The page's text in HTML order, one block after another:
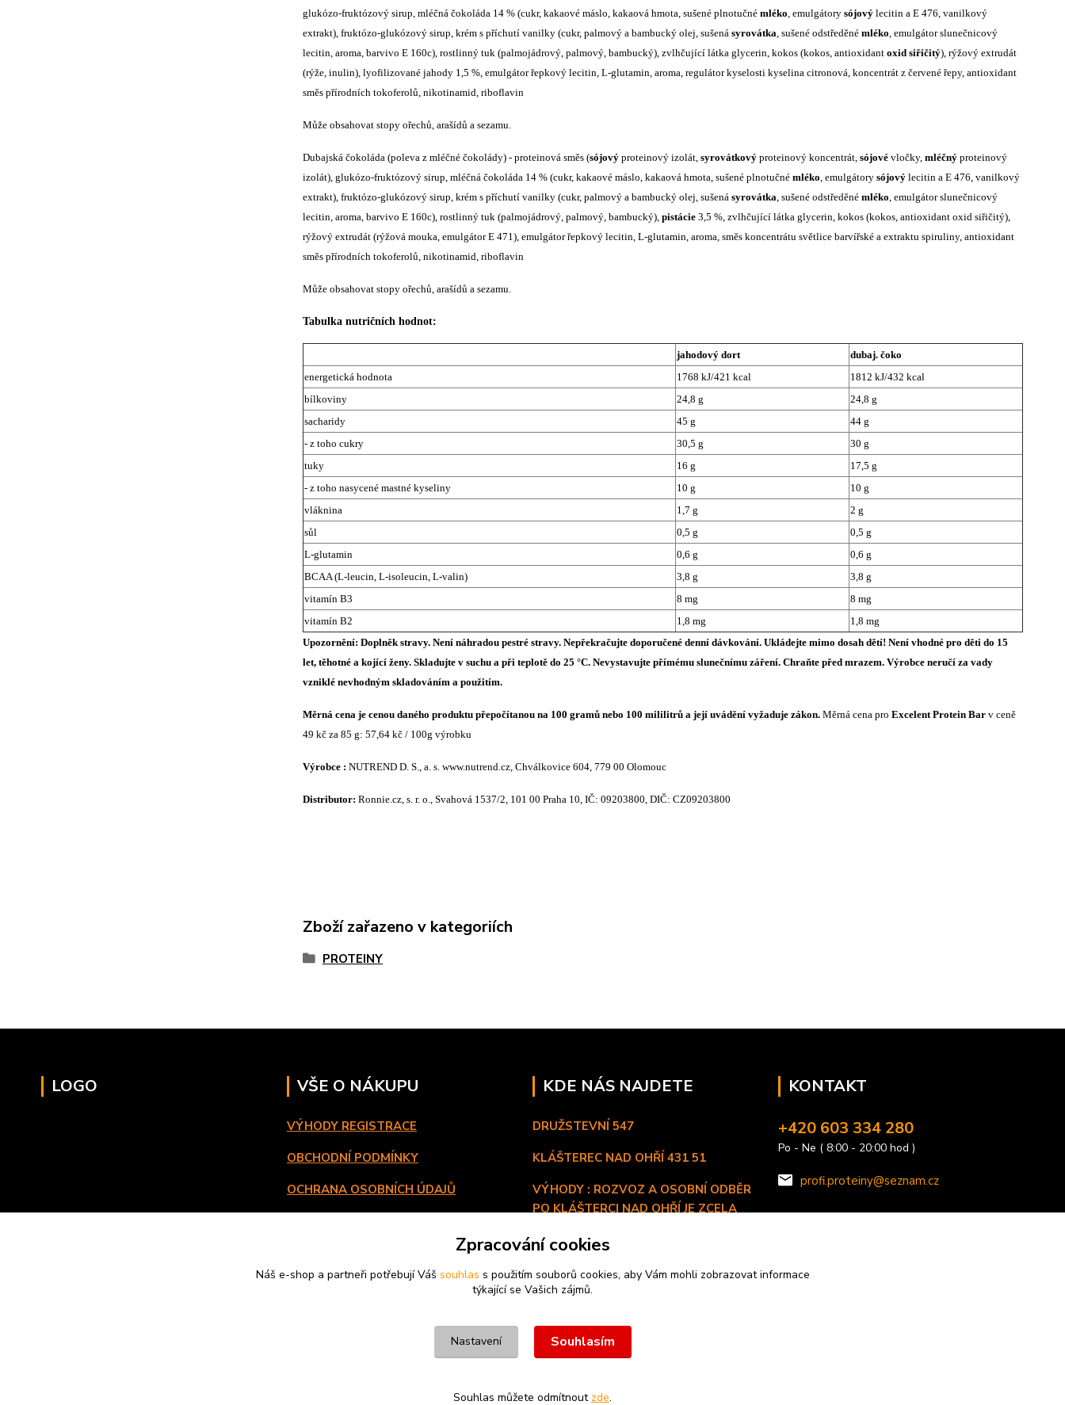
glukózo-fruktózový sirup, mléčná čokoláda 14 % (cukr, kakaové máslo, kakaová hmota, sušené plnotučné mléko, emulgátory sójovýlecitin a E 476, vanilkový
extrakt), fruktózo-glukózový sirup, krém s příchutí vanilky (cukr, palmový a bambucký olej, sušená syrovátka, sušené odstředěné mléko, emulgátor slunečnicový
lecitin, aroma, barvivo E 160c), rostlinný tuk (palmojádrový, palmový, bambucký), zvlhčující látka glycerin, kokos (kokos, antioxidant oxid siřičitý), rýžový extrudát
(rýže, inulin), lyofilizované jahody 1,5 %, emulgátor řepkový lecitin, L-glutamin, aroma, regulátor kyselosti kyselina citronová, koncentrát z červené řepy, antioxidant
směs přírodních tokoferolů, nikotinamid, riboflavin
Může obsahovat stopy ořechů, arašídů a sezamu.
Dubajská čokoláda (poleva z mléčné čokolády) - proteinová směs (sójovýproteinový izolát, syrovátkovýproteinový koncentrát, sójovévločky, mléčnýproteinový
izolát), glukózo-fruktózový sirup, mléčná čokoláda 14 % (cukr, kakaové máslo, kakaová hmota, sušené plnotučné mléko, emulgátory sójovýlecitin a E 476, vanilkový
extrakt), fruktózo-glukózový sirup, krém s příchutí vanilky (cukr, palmový a bambucký olej, sušená syrovátka, sušené odstředěné mléko, emulgátor slunečnicový
lecitin, aroma, barvivo E 160c), rostlinný tuk (palmojádrový, palmový, bambucký), pistácie3,5 %, zvlhčující látka glycerin, kokos (kokos, antioxidant oxid siřičitý),
rýžový extrudát (rýžová mouka, emulgátor E 471), emulgátor řepkový lecitin, L-glutamin, aroma, směs koncentrátu světlice barvířské a extraktu spiruliny, antioxidant
směs přírodních tokoferolů, nikotinamid, riboflavin
Může obsahovat stopy ořechů, arašídů a sezamu.
Tabulka nutričních hodnot:
jahodový dort
dubaj. čoko
energetická hodnota
1768 kJ/421 kcal
1812 kJ/432 kcal
bílkoviny
24,8 g
24,8 g
sacharidy
45 g
44 g
- z toho cukry
30,5 g
30 g
tuky
16 g
17,5 g
- z toho nasycené mastné kyseliny
10 g
10 g
vláknina
1,7 g
2 g
sůl
0,5 g
0,5 g
L-glutamin
0,6 g
0,6 g
BCAA (L-leucin, L-isoleucin, L-valin)
3,8 g
3,8 g
vitamín B3
8 mg
8 mg
vitamín B2
1,8 mg 1,8 mg
Upozornění: Doplněk stravy. Není náhradou pestré stravy. Nepřekračujte doporučené denní dávkování. Ukládejte mimo dosah dětí! Není vhodné pro děti do 15
let, těhotné a kojící ženy. Skladujte v suchu a při teplotě do 25 °C. Nevystavujte přímému slunečnímu záření. Chraňte před mrazem. Výrobce neručí za vady
vzniklé nevhodným skladováním a použitím.
Měrná cena je cenou daného produktu přepočítanou na 100 gramů nebo 100 mililitrů a její uvádění vyžaduje zákon. Měrná cena pro Excelent Protein Barv ceně
49 kč za 85 g: 57,64 kč / 100g výrobku
Výrobce : NUTREND D. S., a. s. www.nutrend.cz, Chválkovice 604, 779 00 Olomouc
Distributor: Ronnie.cz, s. r. o., Svahová 1537/2, 101 00 Praha 10, IČ: 09203800, DIČ: CZ09203800
Zboží zařazeno v kategoriích
PROTEINY
LOGO VŠE O NÁKUPU
VÝHODY REGISTRACE
OBCHODNÍ PODMÍNKY
OCHRANA OSOBNÍCH ÚDAJŮ
KDE NÁS NAJDETE
DRUŽSTEVNÍ 547
KLÁŠTEREC NAD OHŘÍ 431 51
VÝHODY : ROZVOZ A OSOBNÍ ODBĚR
PO KLÁŠTERCI NAD OHŘÍ JE ZCELA
KONTAKT
+420 603 334 280
Po - Ne ( 8:00 - 20:00 hod )
profi.proteiny@seznam.cz
Zpracování cookies
Náš e-shop a partneři potřebují Váš souhlas s použitím souborů cookies, aby Vám mohli zobrazovat informace
týkající se Vašich zájmů.
Nastavení Souhlasím
Souhlas můžete odmítnout zde.